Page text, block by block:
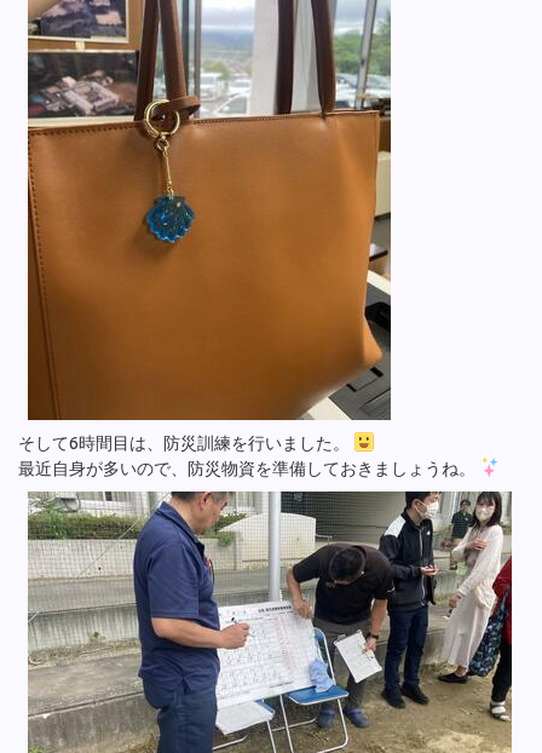
そして6時間目は、防災訓練を行いました。
最近自身が多いので、防災物資を準備しておきましょうね。